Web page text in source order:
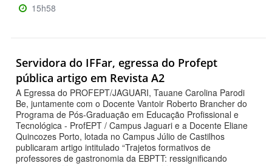
15h58
Servidora do IFFar, egressa do Profept
pública artigo em Revista A2
A Egressa do PROFEPT/JAGUARI, Tauane Carolina Parodi
Be, juntamente com o Docente Vantoir Roberto Brancher do
Programa de Pós-Graduação em Educação Profissional e
Tecnológica - ProfEPT / Campus Jaguari e a Docente Eliane
Quincozes Porto, lotada no Campus Júlio de Castilhos
publicaram artigo intitulado “Trajetos formativos de
professores de gastronomia da EBPTT: ressignificando